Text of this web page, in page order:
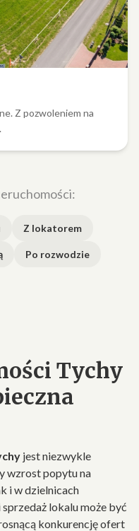
Z pozwoleniem na
Z lokatorem
Po rozwodzie
Tychy
jest niezwykle
wzrost popytu na
i w dzielnicach
lokalu może być
konkurencję ofert